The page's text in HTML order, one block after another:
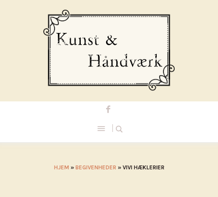
HJEM » BEGIVENHEDER » VIVI HÆKLERIER